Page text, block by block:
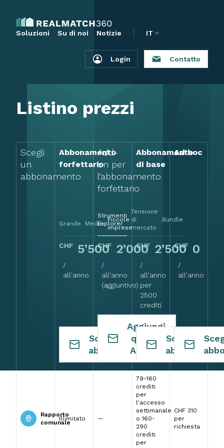
Soluzioni Su di noi Notizie IT
Login Contatto
Listino prezzi
Scegli
un
abbonamento
Abbonamento
forfettario
Grande Medie
Piccole
imprese
Add-
on per
l’abbonamento
forfettario
Strumenti
Explorer
Tensione
di
mercato
Bundle
Abbonamento
di base
Ad hoc
CHF 5’500
CHF 2’000
CHF 2’500
CHF 0
/
all'anno
/
all'anno
(aggiuntivo)
/
all'anno
per
2500
crediti
/
all'anno
Scegli questo
abbonamento
Aggiungi
questo
Add-on
Scegli
Rapporto
comunale
Illimitato —
79-160
crediti
per
l'accesso
settimanale
o 160-
290
crediti
per
CHF 310
per
richiesta